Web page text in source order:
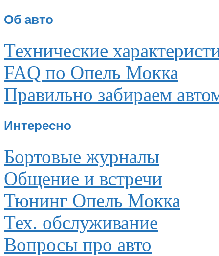
Об авто
Технические
FAQ по Опель Мокка
Правильно забираем
Интересно
Бортовые журналы
Общение и встречи
Тюнинг Опель Мокка
Тех. обслуживание
Вопросы про авто